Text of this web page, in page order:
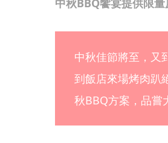
中秋佳節將至，又
到飯店來場烤肉趴
秋BBQ方案，品嘗